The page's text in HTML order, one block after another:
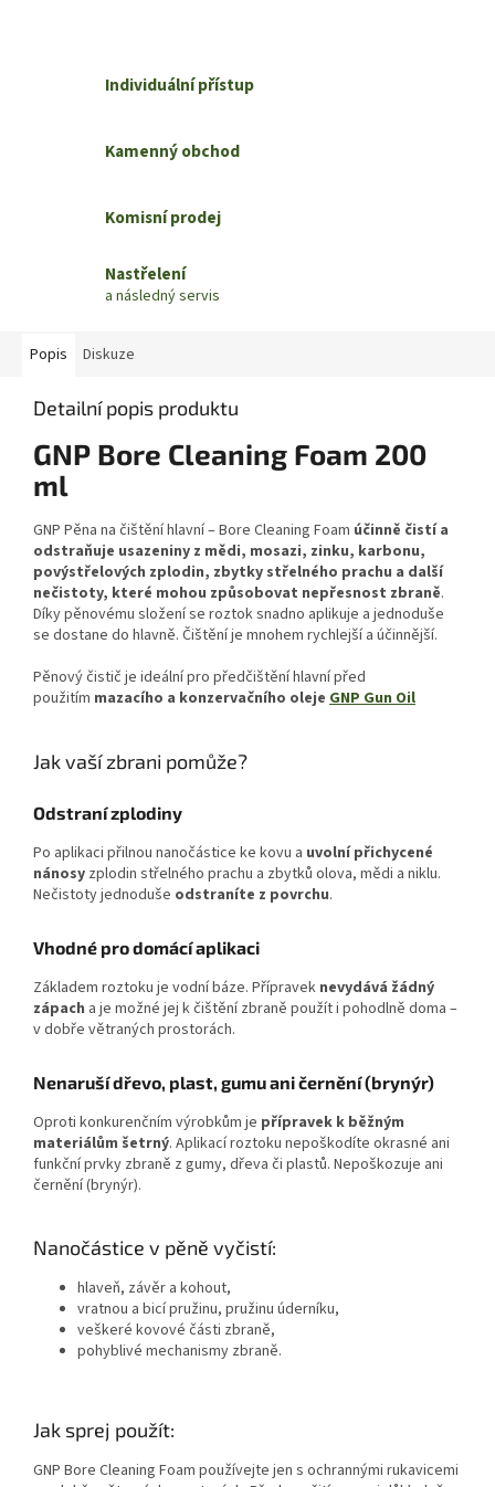
Individuální přístup
Kamenný obchod
Komisní prodej
Nastřelení
a následný servis
Popis Diskuze
Detailní popis produktu
GNP Bore Cleaning Foam 200
ml
GNP Pěna na čištění hlavní – Bore Cleaning Foam účinně čistí a
odstraňuje usazeniny z mědi, mosazi, zinku, karbonu,
povýstřelových zplodin, zbytky střelného prachu a další
nečistoty, které mohou způsobovat nepřesnost zbraně.
Díky pěnovému složení se roztok snadno aplikuje a jednoduše
se dostane do hlavně. Čištění je mnohem rychlejší a účinnější.
Pěnový čistič je ideální pro předčištění hlavní před
použitím mazacího a konzervačního oleje GNP Gun Oil
Jak vaší zbrani pomůže?
Odstraní zplodiny
Po aplikaci přilnou nanočástice ke kovu a uvolní přichycené
nánosy zplodin střelného prachu a zbytků olova, mědi a niklu.
Nečistoty jednoduše odstraníte z povrchu.
Vhodné pro domácí aplikaci
Základem roztoku je vodní báze. Přípravek nevydává žádný
zápach a je možné jej k čištění zbraně použít i pohodlně doma –
v dobře větraných prostorách.
Nenaruší dřevo, plast, gumu ani černění (brynýr)
Oproti konkurenčním výrobkům je přípravek k běžným
materiálům šetrný. Aplikací roztoku nepoškodíte okrasné ani
funkční prvky zbraně z gumy, dřeva či plastů. Nepoškozuje ani
černění (brynýr).
Nanočástice v pěně vyčistí:
hlaveň, závěr a kohout,
vratnou a bicí pružinu, pružinu úderníku,
veškeré kovové části zbraně,
pohyblivé mechanismy zbraně.
Jak sprej použít:
GNP Bore Cleaning Foam používejte jen s ochrannými rukavicemi